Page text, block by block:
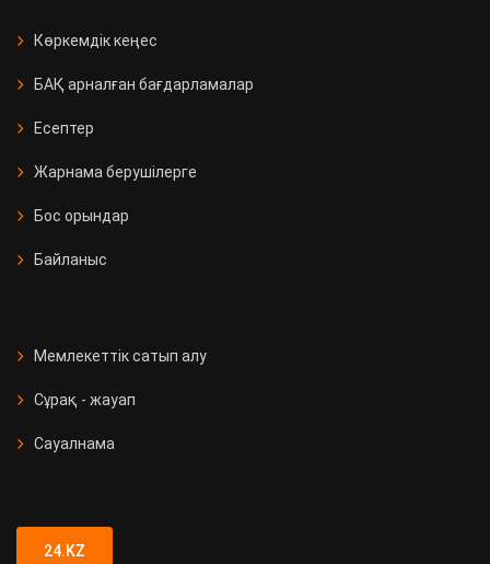
Көркемдік кеңес
БАҚ арналған бағдарламалар
Есептер
Жарнама берушілерге
Бос орындар
Байланыс
Мемлекеттік сатып алу
Сұрақ - жауап
Сауалнама
24.KZ